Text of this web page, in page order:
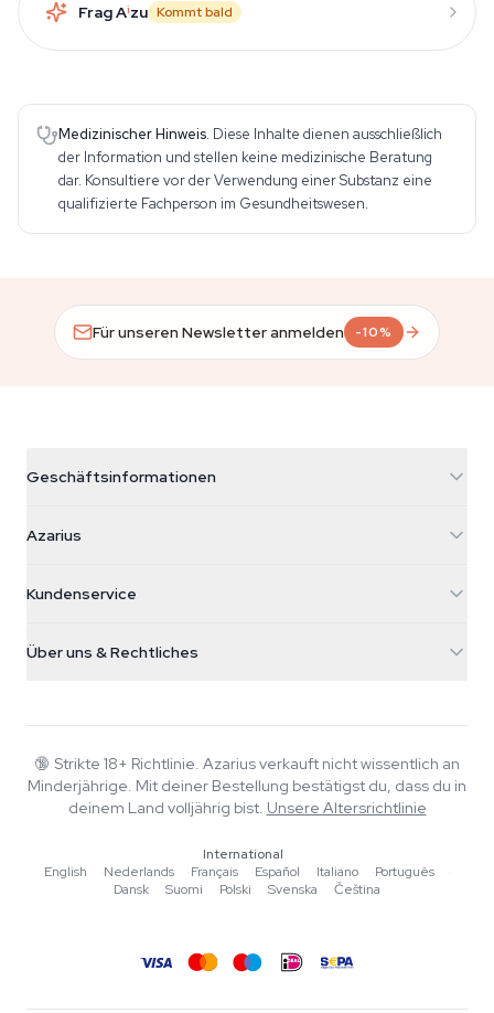
Frag Aizu Kommt bald
Medizinischer Hinweis. Diese Inhalte dienen ausschließlich
der Information und stellen keine medizinische Beratung
dar. Konsultiere vor der Verwendung einer Substanz eine
qualifizierte Fachperson im Gesundheitswesen.
Für unseren Newsletter anmelden -10%
Geschäftsinformationen
Galvaniweg 11
Nederland
+31(0)204897914
Azarius
Smokeshop
Kundenservice
FAQ
Datenschutzrichtlinie
Über uns & Rechtliches
Wiki
Blog
Musik
Redaktionelle Standards
Tools & Rechner
🔞 Strikte 18+ Richtlinie. Azarius verkauft nicht wissentlich an
Minderjährige. Mit deiner Bestellung bestätigst du, dass du in
deinem Land volljährig bist. Unsere Altersrichtlinie
International
English
·Nederlands ·Français ·Español ·Italiano ·Português
·
Dansk
·Suomi ·Polski ·Svenska ·Čeština